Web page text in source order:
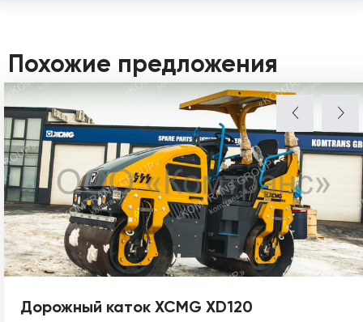
Похожие предложения
Дорожный каток XCMG XD120